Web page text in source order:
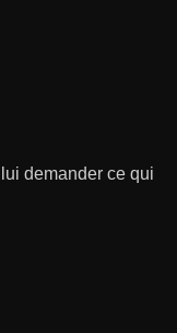
demander ce qui